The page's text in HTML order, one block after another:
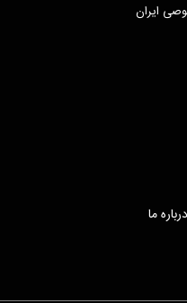
ایران
درباره ما